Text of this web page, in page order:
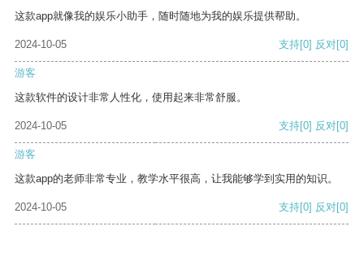
这款app就像我的娱乐小助手，随时随地为我的娱乐提供帮助。
2024-10-05 支持[0] 反对[0]
游客
这款软件的设计非常人性化，使用起来非常舒服。
2024-10-05 支持[0] 反对[0]
游客
这款app的老师非常专业，教学水平很高，让我能够学到实用的知识。
2024-10-05 支持[0] 反对[0]